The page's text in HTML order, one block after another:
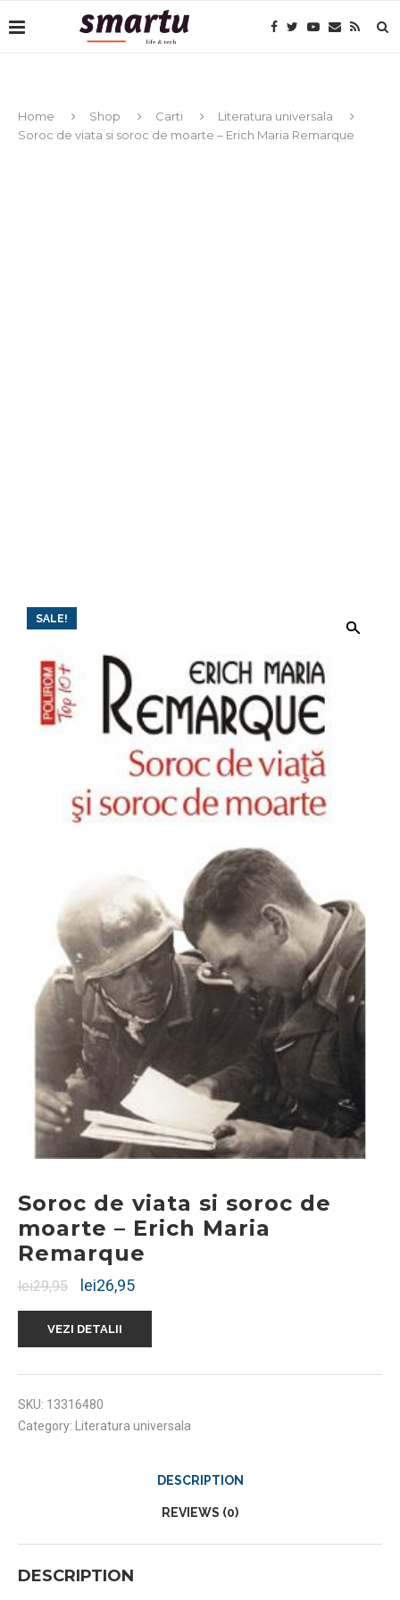
Home Shop Carti
Literatura universala
Soroc de viata si soroc de moarte – Erich Maria Remarque
SALE!
Soroc de viata si soroc de
moarte – Erich Maria
Remarque
lei29,95 lei26,95
VEZI DETALII
SKU: 13316480
Category:
Literatura universala
DESCRIPTION
REVIEWS (0)
DESCRIPTION